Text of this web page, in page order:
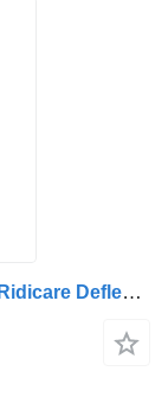
Vzduchový vankúš Arc Pneumatic de Ridicare Deflector A9423206 na nákladného auta Mercedes-Benz